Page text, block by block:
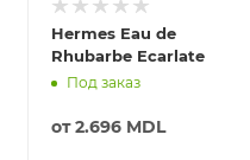
Hermes Eau de
Rhubarbe Ecarlate
Под заказ
от2.696 MDL